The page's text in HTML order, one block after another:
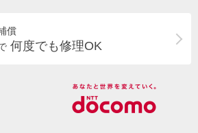
償
何度でも修理OK